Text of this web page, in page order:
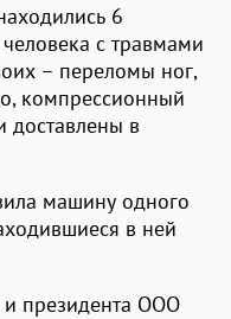
6
с травмами
– переломы ног,
компрессионный
доставлены в
машину одного
в ней
и президента ООО